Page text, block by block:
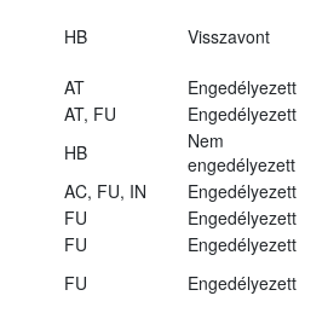
HB Visszavont
AT
Engedélyezett
AT, FU
Engedélyezett
HB
Nem
engedélyezett
AC, FU, IN
Engedélyezett
FU
Engedélyezett
FU
Engedélyezett
FU Engedélyezett